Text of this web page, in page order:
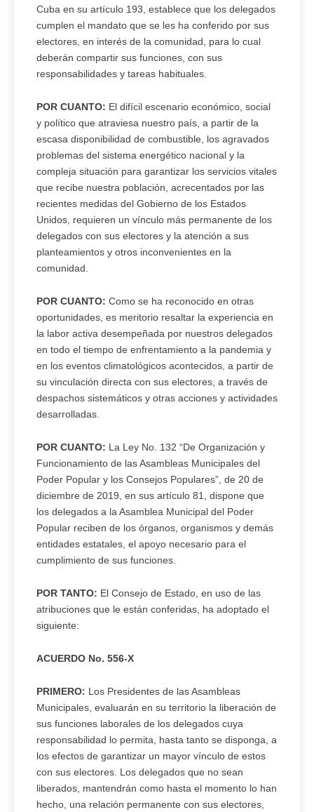
Cuba en su artículo 193, establece que los delegados
cumplen el mandato que se les ha conferido por sus
electores, en interés de la comunidad, para lo cual
deberán compartir sus funciones, con sus
responsabilidades y tareas habituales.
POR CUANTO: El difícil escenario económico, social
y político que atraviesa nuestro país, a partir de la
escasa disponibilidad de combustible, los agravados
problemas del sistema energético nacional y la
compleja situación para garantizar los servicios vitales
que recibe nuestra población, acrecentados por las
recientes medidas del Gobierno de los Estados
Unidos, requieren un vínculo más permanente de los
delegados con sus electores y la atención a sus
planteamientos y otros inconvenientes en la
comunidad.
POR CUANTO: Como se ha reconocido en otras
oportunidades, es meritorio resaltar la experiencia en
la labor activa desempeñada por nuestros delegados
en todo el tiempo de enfrentamiento a la pandemia y
en los eventos climatológicos acontecidos, a partir de
su vinculación directa con sus electores, a través de
despachos sistemáticos y otras acciones y actividades
desarrolladas.
POR CUANTO: La Ley No. 132 “De Organización y
Funcionamiento de las Asambleas Municipales del
Poder Popular y los Consejos Populares”, de 20 de
diciembre de 2019, en sus artículo 81, dispone que
los delegados a la Asamblea Municipal del Poder
Popular reciben de los órganos, organismos y demás
entidades estatales, el apoyo necesario para el
cumplimiento de sus funciones.
POR TANTO: El Consejo de Estado, en uso de las
atribuciones que le están conferidas, ha adoptado el
siguiente:
ACUERDO No. 556-X
PRIMERO: Los Presidentes de las Asambleas
Municipales, evaluarán en su territorio la liberación de
sus funciones laborales de los delegados cuya
responsabilidad lo permita, hasta tanto se disponga, a
los efectos de garantizar un mayor vínculo de estos
con sus electores. Los delegados que no sean
liberados, mantendrán como hasta el momento lo han
hecho, una relación permanente con sus electores,